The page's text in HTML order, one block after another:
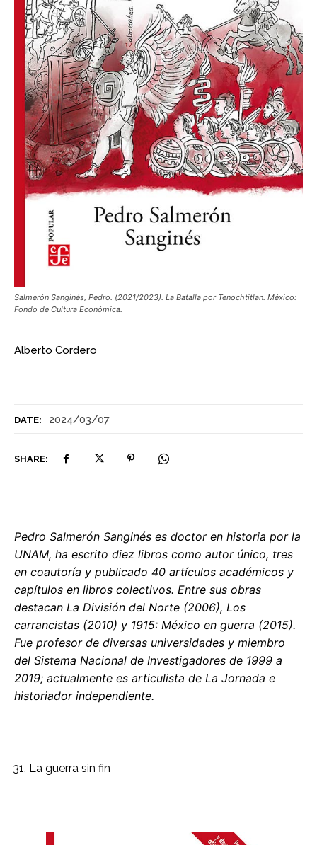
DATE: 2024/03/07
SHARE:
Salmerón Sanginés, Pedro. (2021/2023). La Batalla por Tenochtitlan. México:
Fondo de Cultura Económica.
Alberto Cordero
Pedro Salmerón Sanginés es doctor en historia por la
UNAM, ha escrito diez libros como autor único, tres
en coautoría y publicado 40 artículos académicos y
capítulos en libros colectivos. Entre sus obras
destacan La División del Norte (2006), Los
carrancistas (2010) y 1915: México en guerra (2015).
Fue profesor de diversas universidades y miembro
del Sistema Nacional de Investigadores de 1999 a
2019; actualmente es articulista de La Jornada e
historiador independiente.
La guerra sin fin